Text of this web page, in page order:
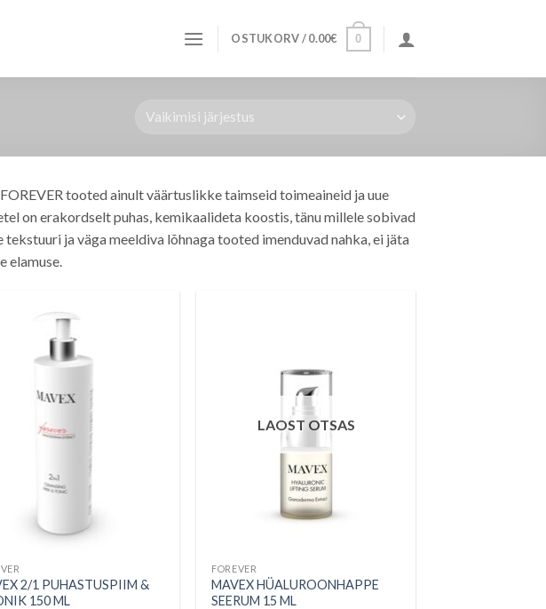
OSTUKORV /0.00€ 0
tooted ainult väärtuslikke taimseid toimeaineid ja uue
on erakordselt puhas, kemikaalideta koostis, tänu millele sobivad
ja väga meeldiva lõhnaga tooted imenduvad nahka, ei jäta
elamuse.
2/1 PUHASTUSPIIM &
150 ML
LAOST OTSAS
FOREVER
MAVEX HÜALUROONHAPPE
SEERUM 15 ML